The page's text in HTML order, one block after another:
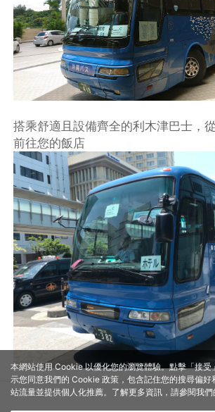
搭乘舒適且設備齊全的利木津巴士，
前往您的飯店
本網站使用 Cookie 以優化您的瀏覽體驗。點擊「接受
示您同意我們的 Cookie 政策，包含記住您的搜尋偏好
站流量並提供個人化推薦。了解更多資訊，請參閱我們